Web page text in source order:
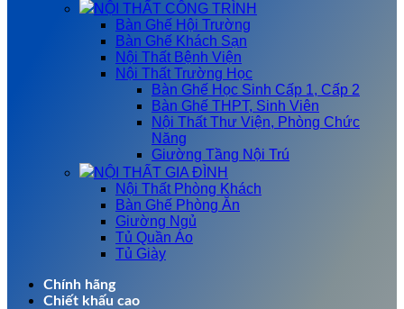
NỘI THẤT CÔNG TRÌNH
Bàn Ghế Hội Trường
Bàn Ghế Khách Sạn
Nội Thất Bệnh Viện
Nội Thất Trường Học
Bàn Ghế Học Sinh Cấp 1, Cấp 2
Bàn Ghế THPT, Sinh Viên
Nội Thất Thư Viện, Phòng Chức
Năng
Giường Tầng Nội Trú
NỘI THẤT GIA ĐÌNH
Nội Thất Phòng Khách
Bàn Ghế Phòng Ăn
Giường Ngủ
Tủ Quần Áo
Tủ Giày
Chính hãng
Chiết khấu cao